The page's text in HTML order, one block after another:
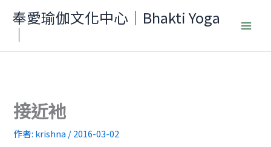
要
奉愛瑜伽文化中心｜Bhakti Yoga
｜
接近衪
作者: krishna /2016-03-02